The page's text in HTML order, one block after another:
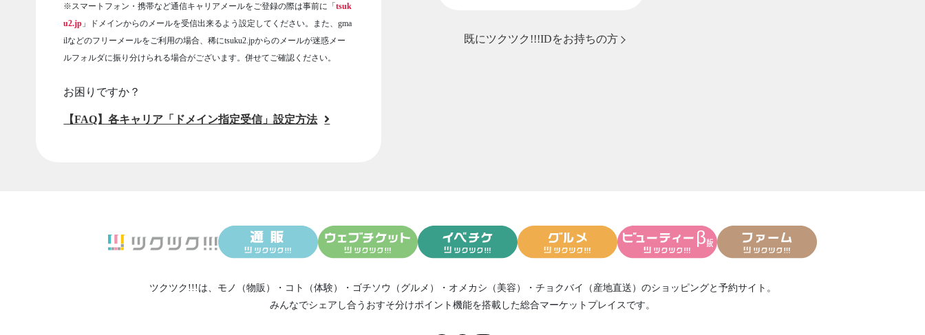
※スマートフォン・携帯など通信キャリアメールをご登録の際は事前に「tsuk
u2.jp 」ドメインからのメールを受信出来るよう設定してください。また、gma
ilなどのフリーメールをご利用の場合、稀にtsuku2.jpからのメールが迷惑メー
ルフォルダに振り分けられる場合がございます。併せてご確認ください。
お困りですか？
【FAQ】各キャリア「ドメイン指定受信」設定方法
既にツクツク!!!IDをお持ちの方
ツクツク!!!は、 モノ（物販） ・ コト（体験） ・ ゴチソウ（グルメ） ・ オメカシ（美容） ・ チョクバイ（産地直送） のショッピングと予約サイト。
みんなでシェアし合う おすそ分けポイント機能を搭載した総合マーケットプレイスです。